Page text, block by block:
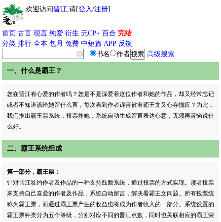
欢迎访问晋江,请[登入/注册]
首页 古言 现言 纯爱 衍生 无CP+ 百合 完结
分类 排行 全本 包月 免费 中短篇 APP 反馈
书名
作者 高级搜索
一、什么是霸王？
您在晋江有心爱的作者吗？您是不是深爱着这位作者和她的作品，却又经常忘记
或者不知道该给她留什么言，每次看到作者诉苦被看霸王文又心存愧疚？为此，
我们推出霸王票系统，投票炸她，系统自动生成留言表达心意，无须再苦恼说什
么好。
二、霸王系统组成
第一部分，霸王票：
针对晋江签约作者及作品的一种支持鼓励系统，通过投票的方式实现。读者投票
来支持自己喜爱的作者及作品，系统自动留言，解决看霸王文问题。所有投票统
称为霸王票，而通过霸王票产生的收益也将成为作者收入的一部分。系统设置的
霸王票种类分为五个等级，分别对应不同的晋江点数，同时也关联相应的霸王荣